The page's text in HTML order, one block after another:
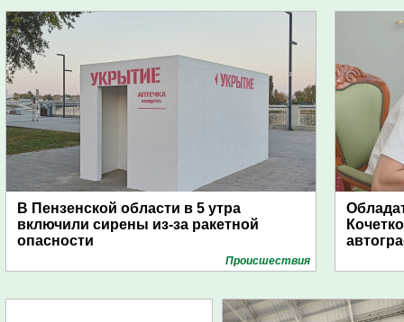
В Пензенской области в 5 утра
включили сирены из-за ракетной
опасности
Проиcшествия